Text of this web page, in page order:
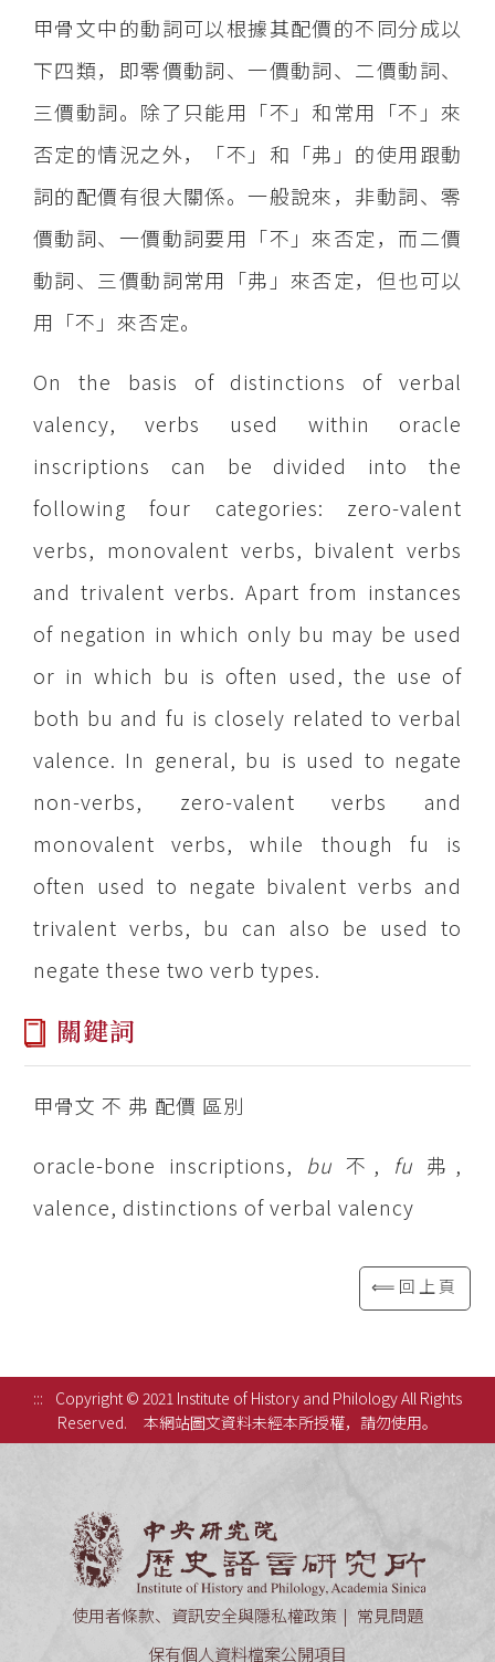
甲骨文中的動詞可以根據其配價的不同分成以
下四類，即零價動詞、一價動詞、二價動詞、
三價動詞。除了只能用「不」和常用「不」來
否定的情況之外，「不」和「弗」的使用跟動
詞的配價有很大關係。一般說來，非動詞、零
價動詞、一價動詞要用「不」來否定，而二價
動詞、三價動詞常用「弗」來否定，但也可以
用「不」來否定。
On the basis of distinctions of verbal
valency, verbs used within oracle
inscriptions can be divided into the
following four categories: zero-valent
verbs, monovalent verbs, bivalent verbs
and trivalent verbs. Apart from instances
of negation in which only bu may be used
or in which bu is often used, the use of
both bu and fu is closely related to verbal
valence. In general, bu is used to negate
non-verbs, zero-valent verbs and
monovalent verbs, while though fu is
often used to negate bivalent verbs and
trivalent verbs, bu can also be used to
negate these two verb types.
關鍵詞
甲骨文 不 弗 配價 區別
oracle-bone inscriptions, bu 不, fu 弗,
valence, distinctions of verbal valency
⟸回上頁
:::
Copyright © 2021 Institute of History and Philology All Rights
Reserved.
本網站圖文資料未經本所授權，請勿使用。
使用者條款、資訊安全與隱私權政策
常見問題
保有個人資料檔案公開項目